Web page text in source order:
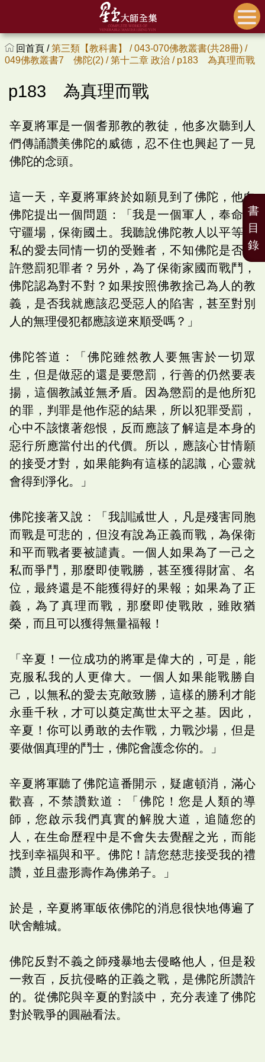
回首頁 /第三類【教科書】 /043-070佛教叢書(共28冊) /
049佛教叢書7 佛陀(2) /第十二章 政治 / p183 為真理而戰
p183 為真理而戰
辛夏將軍是一個耆那教的教徒，他多次聽到人
們傳誦讚美佛陀的威德，忍不住也興起了一見
佛陀的念頭。
這一天，辛夏將軍終於如願見到了佛陀，他向
佛陀提出一個問題：「我是一個軍人，奉命戍
守疆場，保衛國土。我聽說佛陀教人以平等無
私的愛去同情一切的受難者，不知佛陀是否准
許懲罰犯罪者？另外，為了保衛家國而戰鬥，
佛陀認為對不對？如果按照佛教捨己為人的教
義，是否我就應該忍受惡人的陷害，甚至對別
人的無理侵犯都應該逆來順受嗎？」
佛陀答道：「佛陀雖然教人要無害於一切眾
生，但是做惡的還是要懲罰，行善的仍然要表
揚，這個教誡並無矛盾。因為懲罰的是他所犯
的罪，判罪是他作惡的結果，所以犯罪受罰，
心中不該懷著怨恨，反而應該了解這是本身的
惡行所應當付出的代價。所以，應該心甘情願
的接受才對，如果能夠有這樣的認識，心靈就
會得到淨化。」
佛陀接著又說：「我訓誡世人，凡是殘害同胞
而戰是可悲的，但沒有說為正義而戰，為保衛
和平而戰者要被譴責。一個人如果為了一己之
私而爭鬥，那麼即使戰勝，甚至獲得財富、名
位，最終還是不能獲得好的果報；如果為了正
義，為了真理而戰，那麼即使戰敗，雖敗猶
榮，而且可以獲得無量福報！
「辛夏！一位成功的將軍是偉大的，可是，能
克服私我的人更偉大。一個人如果能戰勝自
己，以無私的愛去克敵致勝，這樣的勝利才能
永垂千秋，才可以奠定萬世太平之基。因此，
辛夏！你可以勇敢的去作戰，力戰沙場，但是
要做個真理的鬥士，佛陀會護念你的。」
辛夏將軍聽了佛陀這番開示，疑慮頓消，滿心
歡喜，不禁讚歎道：「佛陀！您是人類的導
師，您啟示我們真實的解脫大道，追隨您的
人，在生命歷程中是不會失去覺醒之光，而能
找到幸福與和平。佛陀！請您慈悲接受我的禮
讚，並且盡形壽作為佛弟子。」
於是，辛夏將軍皈依佛陀的消息很快地傳遍了
吠舍離城。
佛陀反對不義之師殘暴地去侵略他人，但是殺
一救百，反抗侵略的正義之戰，是佛陀所讚許
的。從佛陀與辛夏的對談中，充分表達了佛陀
對於戰爭的圓融看法。
書
目
錄